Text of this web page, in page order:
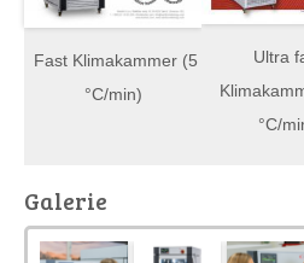
Fast Klimakammer (5
°C/min)
Ultra
°C/
Galerie